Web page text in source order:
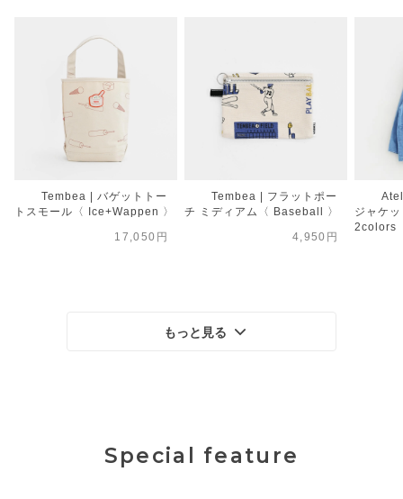
Tembea | バゲットトー
トスモール〈 Ice+Wappen 〉
17,050円
Tembea | フラットポー
チ ミディアム〈 Baseball 〉
4,950円
ジャケ
2colors
もっと見る
Special feature